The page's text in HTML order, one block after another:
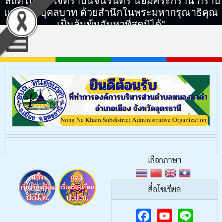
แทบพระยุคลบาท ด้วยสำนึกในพระมหากรุณาธิคุณ
เป็นล้นพ้นอันหาที่สุดมิได้"
เลือกภาษา
สื่อโซเชียล